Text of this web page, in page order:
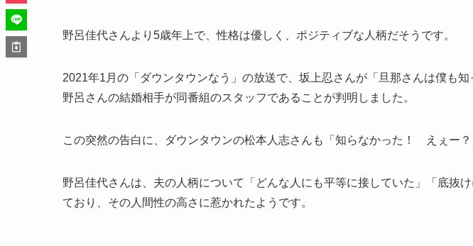
野呂佳代さんより5歳年上で、性格は優しく、ポジティブな人柄だそうです。
2021年1月の「ダウンタウンなう」の放送で、坂上忍さんが「旦那さんは僕も
野呂さんの結婚相手が同番組のスタッフであることが判明しました。
この突然の告白に、ダウンタウンの松本人志さんも「知らなかった！ えぇー？
野呂佳代さんは、夫の人柄について「どんな人にも平等に接していた」「底抜
ており、その人間性の高さに惹かれたようです。